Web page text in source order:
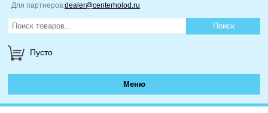
Для партнеров:dealer@centerholod.ru
Пусто
Меню